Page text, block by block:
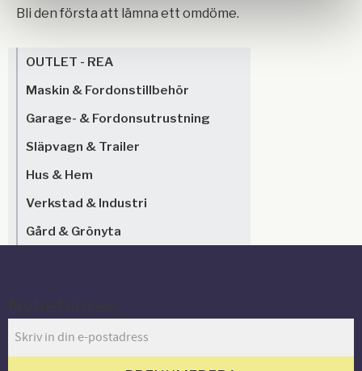
Bli den första att lämna ett omdöme.
OUTLET - REA
Maskin & Fordonstillbehör
Garage- & Fordonsutrustning
Släpvagn & Trailer
Hus & Hem
Verkstad & Industri
Gård & Grönyta